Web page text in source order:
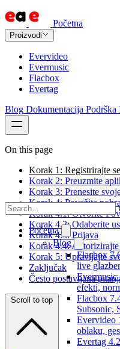
Početna
Proizvodi
Evervideo
Evermusic
Flacbox
Evertag
Blog Dokumentacija Podrška
Početna
Blog
Flacbox
live
Evermusic
efekti,
Flacbox
Subsonic,
Evervideo
oblaku,
Evertag
On this page
Korak 1: Registrirajte
Korak 2: Preuzmite
Korak 3: Prenesite
Korak 4: Povežite
Korak 4.1: Otvorite
Korak 4.2: Odaberite
Korak 4.3: Prijava
Korak 4.4:
Korak 5: Upravljajte
Zaključak
Često postavljana
Scroll to top